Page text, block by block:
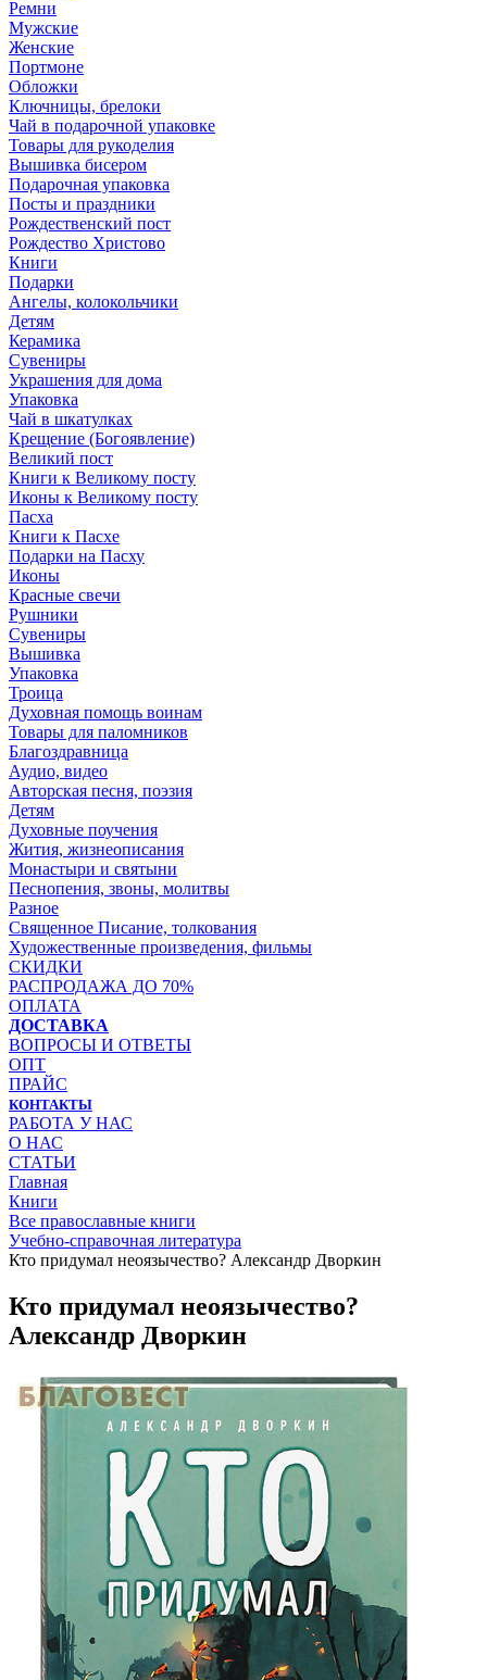
Ремни
Мужские
Женские
Портмоне
Обложки
Ключницы, брелоки
Чай в подарочной упаковке
Товары для рукоделия
Вышивка бисером
Подарочная упаковка
Посты и праздники
Рождественский пост
Рождество Христово
Книги
Подарки
Ангелы, колокольчики
Детям
Керамика
Сувениры
Украшения для дома
Упаковка
Чай в шкатулках
Крещение (Богоявление)
Великий пост
Книги к Великому посту
Иконы к Великому посту
Пасха
Книги к Пасхе
Подарки на Пасху
Иконы
Красные свечи
Рушники
Сувениры
Вышивка
Упаковка
Троица
Духовная помощь воинам
Товары для паломников
Благоздравница
Аудио, видео
Авторская песня, поэзия
Детям
Духовные поучения
Жития, жизнеописания
Монастыри и святыни
Песнопения, звоны, молитвы
Разное
Священное Писание, толкования
Художественные произведения, фильмы
СКИДКИ
РАСПРОДАЖА ДО 70%
ОПЛАТА
ДОСТАВКА
ВОПРОСЫ И ОТВЕТЫ
ОПТ
ПРАЙС
КОНТАКТЫ
РАБОТА У НАС
О НАС
СТАТЬИ
Главная
Книги
Все православные книги
Учебно-справочная литература
Кто придумал неоязычество? Александр Дворкин
Кто придумал неоязычество?
Александр Дворкин